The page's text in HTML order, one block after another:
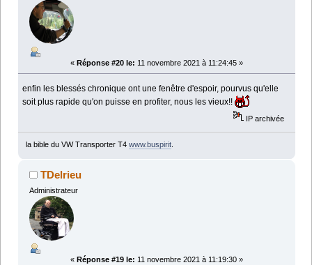
« Réponse #20 le: 11 novembre 2021 à 11:24:45 »
enfin les blessés chronique ont une fenêtre d'espoir, pourvus qu'elle
soit plus rapide qu'on puisse en profiter, nous les vieux!!
IP archivée
la bible du VW Transporter T4 www.buspirit.
TDelrieu
Administrateur
« Réponse #19 le: 11 novembre 2021 à 11:19:30 »